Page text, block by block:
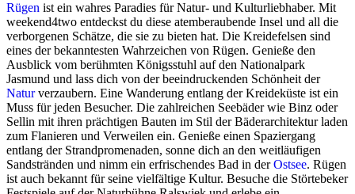
Rügen ist ein wahres Paradies für Natur- und Kulturliebhaber. Mit
weekend4two entdeckst du diese atemberaubende Insel und all die
verborgenen Schätze, die sie zu bieten hat. Die Kreidefelsen sind
eines der bekanntesten Wahrzeichen von Rügen. Genieße den
Ausblick vom berühmten Königsstuhl auf den Nationalpark
Jasmund und lass dich von der beeindruckenden Schönheit der
Naturverzaubern. Eine Wanderung entlang der Kreideküste ist ein
Muss für jeden Besucher. Die zahlreichen Seebäder wie Binz oder
Sellin mit ihren prächtigen Bauten im Stil der Bäderarchitektur laden
zum Flanieren und Verweilen ein. Genieße einen Spaziergang
entlang der Strandpromenaden, sonne dich an den weitläufigen
Sandstränden und nimm ein erfrischendes Bad in derOstsee. Rügen
ist auch bekannt für seine vielfältige Kultur. Besuche die Störtebeker